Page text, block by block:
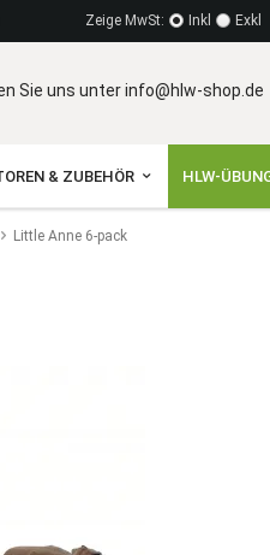
Zeige MwSt: Inkl Exkl
Sie uns unter info@hlw-shop.de
& ZUBEHÖR HLW-
Little Anne 6-pack